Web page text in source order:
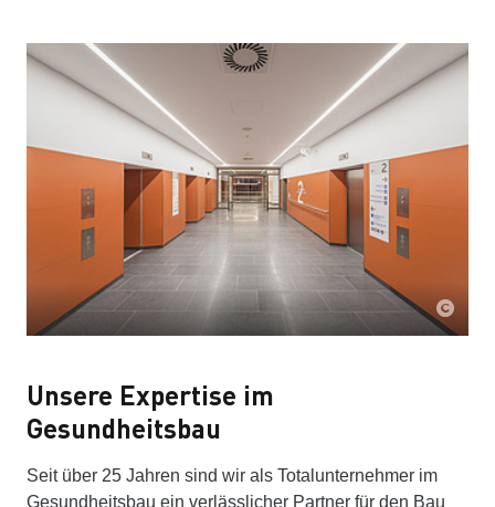
Unsere Expertise im
Gesundheitsbau
Seit über 25 Jahren sind wir als Totalunternehmer im
Gesundheitsbau ein verlässlicher Partner für den Bau